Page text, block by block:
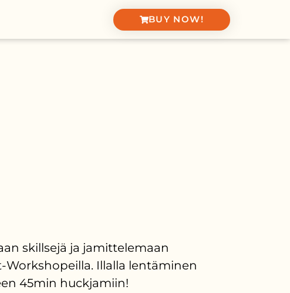
BUY NOW!
skillsejä ja jamittelemaan
Illalla lentäminen
45min huckjamiin!